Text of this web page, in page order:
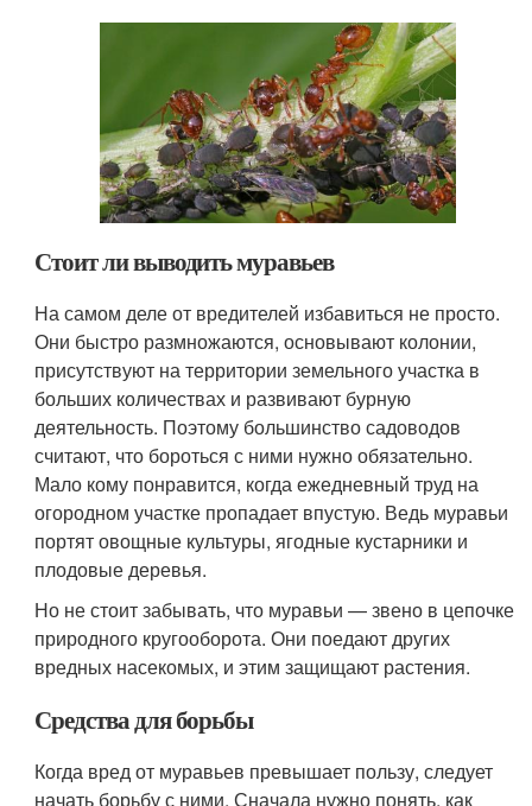
Стоит ли выводить муравьев
На самом деле от вредителей избавиться не просто.
Они быстро размножаются, основывают колонии,
присутствуют на территории земельного участка в
больших количествах и развивают бурную
деятельность. Поэтому большинство садоводов
считают, что бороться с ними нужно обязательно.
Мало кому понравится, когда ежедневный труд на
огородном участке пропадает впустую. Ведь муравьи
портят овощные культуры, ягодные кустарники и
плодовые деревья.
Но не стоит забывать, что муравьи — звено в цепочке
природного кругооборота. Они поедают других
вредных насекомых, и этим защищают растения.
Средства для борьбы
Когда вред от муравьев превышает пользу, следует
начать борьбу с ними. Сначала нужно понять, как